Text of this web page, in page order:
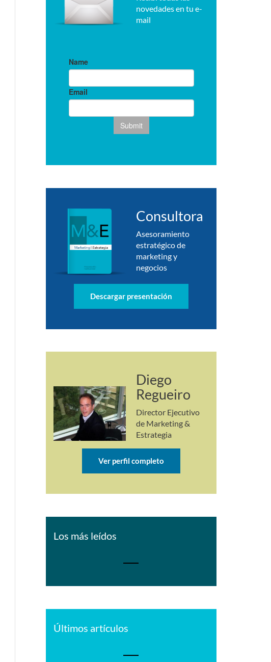
novedades en tu e-
mail
Consultora
Asesoramiento
estratégico de
marketing y
negocios
Descargar presentación
Diego
Regueiro
Director Ejecutivo
de Marketing &
Estrategia
Ver perfil completo
Los más leídos
Últimos artículos